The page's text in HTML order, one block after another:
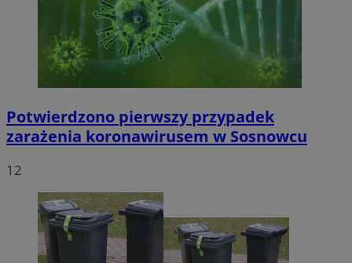
Potwierdzono pierwszy przypadek
zarażenia koronawirusem w Sosnowcu
12